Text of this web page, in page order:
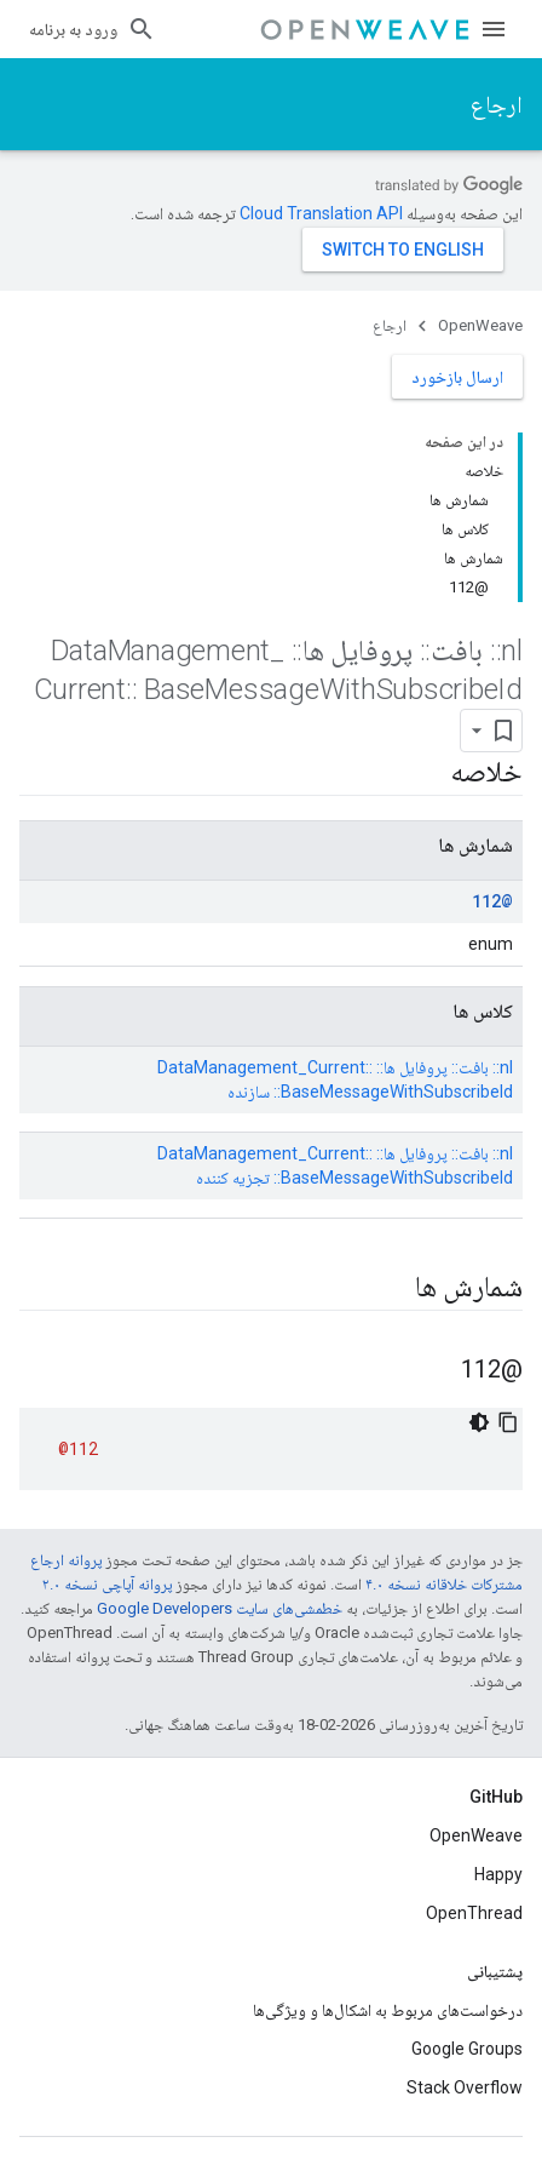
ورود به برنامه
ارجاع
این صفحه به‌وسیله ترجمه شده است.
OpenWeave ارجاع
ارسال بازخورد
در این صفحه
خلاصه
شمارش ها
کلاس ها
شمارش ها
@112
nl
:: بافت:: پروفایل ها::
Management
Current:: BaseMessageWithSubscribeId
خلاصه
شمارش ها
@112
enum
کلاس ها
nl:: بافت:: پروفایل ها:: DataManagement_Current::
BaseMessageWithSubscribeId:: سازنده
nl:: بافت:: پروفایل ها:: DataManagement_Current::
BaseMessageWithSubscribeId:: تجزیه کننده
شمارش ها
@112
@112
جز در مواردی که غیراز این ذکر شده باشد، محتوای این صفحه تحت مجوز پروانه ارجاع
مشترکات خلاقانه نسخه ۴.۰
است. نمونه کدها نیز دارای مجوز پروانه آپاچی نسخه ۲.۰
است. برای اطلاع از جزئیات، به خطمشی‌های سایت Google Developers‏
مراجعه کنید.
جاوا علامت تجاری ثبت‌شده Oracle و/یا شرکت‌های وابسته به آن است. ‫OpenThread
و علائم مربوط به آن، علامت‌های تجاری Thread Group هستند و تحت پروانه استفاده
می‌شوند.
تاریخ آخرین به‌روزرسانی 2026-02-18 به‌وقت ساعت هماهنگ جهانی.
GitHub
OpenWeave
Happy
OpenThread
پشتیبانی
درخواست‌های مربوط به اشکال‌ها و ویژگی‌ها
Google Groups
Stack Overflow